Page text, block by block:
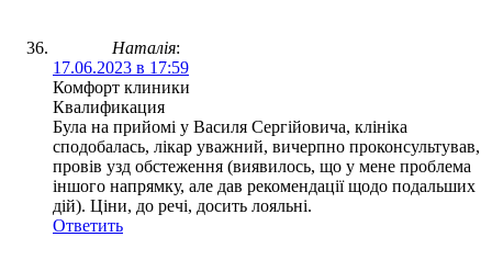
Наталія:
17.06.2023 в 17:59
Комфорт клиники
Квалификация
Була на прийомі у Василя Сергійовича, клініка
сподобалась, лікар уважний, вичерпно проконсультував,
провів узд обстеження (виявилось, що у мене проблема
іншого напрямку, але дав рекомендації щодо подальших
дій). Ціни, до речі, досить лояльні.
Ответить